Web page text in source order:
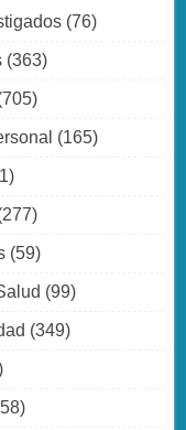
(76)
(363)
(165)
(59)
(99)
(349)